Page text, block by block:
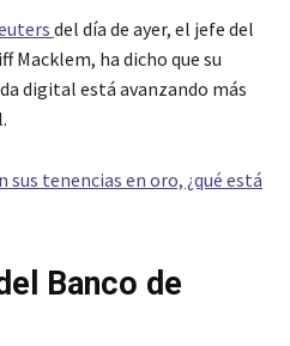
del día de ayer, el jefe del
Macklem, ha dicho que su
digital está avanzando más
sus tenencias en oro, ¿qué está
Banco de